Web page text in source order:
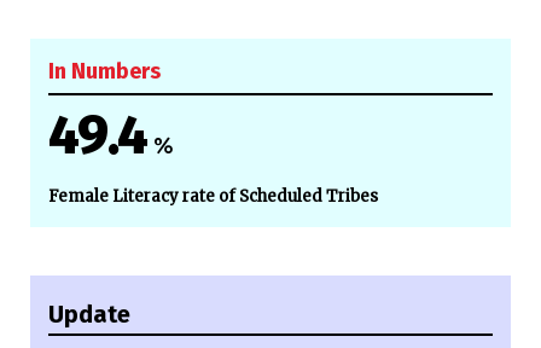
In Numbers
49.4 %
Female Literacy rate of Scheduled Tribes
Update